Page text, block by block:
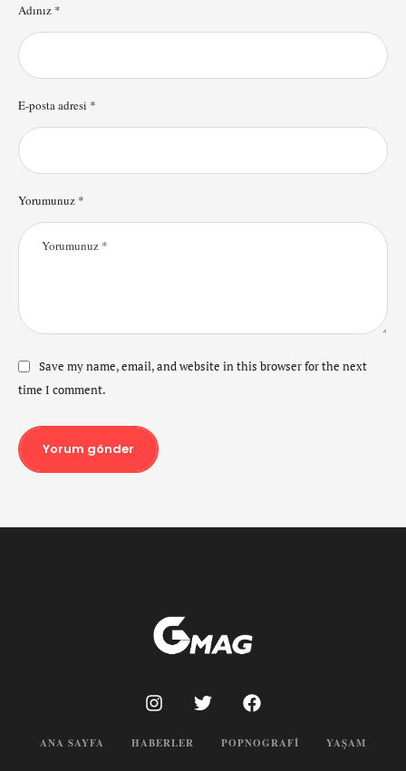
Yorumunuz *
Adınız *
E-posta adresi *
Save my name, email, and website in this browser for the next
time I comment.
Yorum gönder
ANA SAYFA HABERLER POPNOGRAFI YAŞAM